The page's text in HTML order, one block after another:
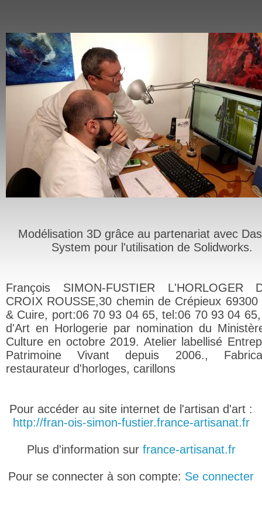
Modélisation 3D grâce au partenariat avec
System pour l'utilisation de Solidworks.
François SIMON-FUSTIER L'HORLOGER
CROIX ROUSSE,30 chemin de Crépieux 69300
& Cuire, port:06 70 93 04 65, tel:06 70 93 04
d'Art en Horlogerie par nomination du
Culture en octobre 2019. Atelier labellisé
Patrimoine Vivant depuis 2006.,
restaurateur d'horloges, carillons
Pour accéder au site internet de l'artisan d'art :
http://fran-ois-simon-fustier.france-artisanat.fr
Plus d'information sur france-artisanat.fr
Pour se connecter à son compte: Se connecter